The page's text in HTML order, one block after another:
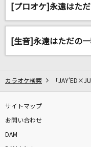
ヨルシカ
sana(sajou no hana)
[生音]星空のディ
アルフィー(THE ALFEE)
キセキ
GReeeeN
[プロオケ]永遠はた
[生音]永遠はただの
カラオケ検索 「
サイトマップ
お問い合わせ
DAM